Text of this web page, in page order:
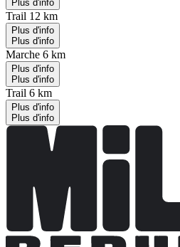
Plus d'info
Trail 12 km
Plus d'info
Plus d'info
Marche 6 km
Plus d'info
Plus d'info
Trail 6 km
Plus d'info
Plus d'info